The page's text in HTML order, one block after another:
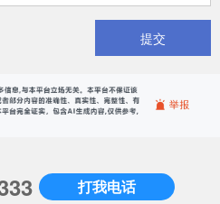
提交
打我电话